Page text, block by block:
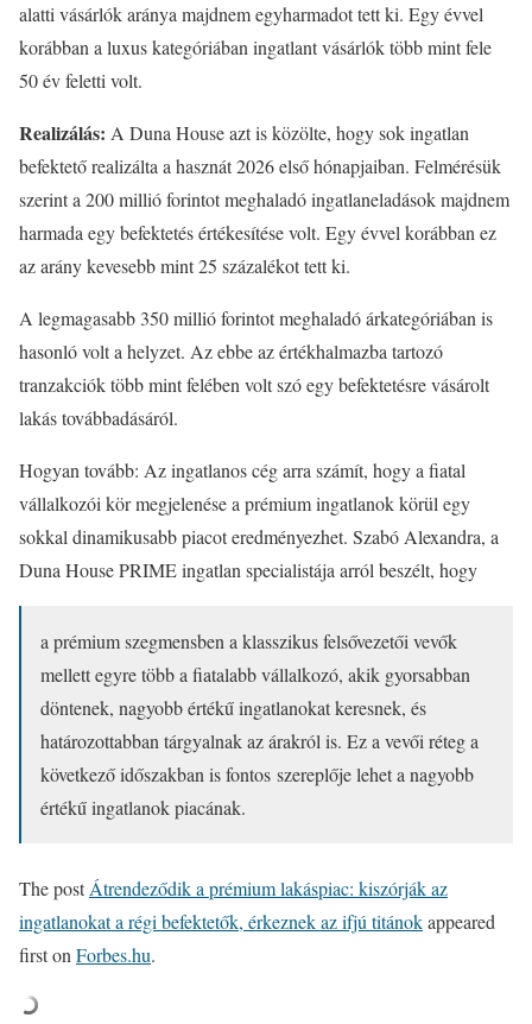
alatti vásárlók aránya majdnem egyharmadot tett ki. Egy évvel
korábban a luxus kategóriában ingatlant vásárlók több mint fele
50 év feletti volt.
Realizálás: A Duna House azt is közölte, hogy sok ingatlan
befektető realizálta a hasznát 2026 első hónapjaiban. Felmérésük
szerint a 200 millió forintot meghaladó ingatlaneladások majdnem
harmada egy befektetés értékesítése volt. Egy évvel korábban ez
az arány kevesebb mint 25 százalékot tett ki.
A legmagasabb 350 millió forintot meghaladó árkategóriában is
hasonló volt a helyzet. Az ebbe az értékhalmazba tartozó
tranzakciók több mint felében volt szó egy befektetésre vásárolt
lakás továbbadásáról.
Hogyan tovább: Az ingatlanos cég arra számít, hogy a fiatal
vállalkozói kör megjelenése a prémium ingatlanok körül egy
sokkal dinamikusabb piacot eredményezhet. Szabó Alexandra, a
Duna House PRIME ingatlan specialistája arról beszélt, hogy
a prémium szegmensben a klasszikus felsővezetői vevők
mellett egyre több a fiatalabb vállalkozó, akik gyorsabban
döntenek, nagyobb értékű ingatlanokat keresnek, és
határozottabban tárgyalnak az árakról is. Ez a vevői réteg a
következő időszakban is fontos szereplője lehet a nagyobb
értékű ingatlanok piacának.
The postÁtrendeződik a prémium lakáspiac: kiszórják az
ingatlanokat a régi befektetők, érkeznek az ifjú titánokappeared
first on Forbes.hu.